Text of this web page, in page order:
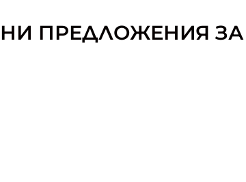
ПРЕДЛОЖЕНИЯ